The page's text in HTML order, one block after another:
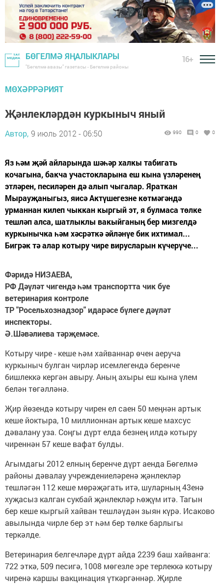
БӨГЕЛМӘ ЯҢАЛЫКЛАРЫ
"Бөгелмә авазы" газетасы - Бөгелмә районы
16+
МӨХӘРРӘРИЯТ
Җәнлекләрдән куркыныч яный
Автор, 9 июль 2012 - 06:50 990 0 0
Яз һәм җәй айларында шәһәр халкы табигать
кочагына, бакча участокларына еш кына үзләренең
этләрен, песиләрен дә алып чыгалар. Яраткан
Мырауҗаныгыз, яисә Актүшегезне көтмәгәндә
урманнан килеп чыккан кыргый эт, я булмаса төлке
тешләп алса, шатлыклы вакыйганың бер мизгелдә
куркынычка һәм хәсрәткә әйләнүе бик ихтимал...
Бигрәк тә алар котыру чире вирусларын күчерүче...
Фәридә НИЗАЕВА,
РФ Дәүләт чигендә һәм транспортта чик буе
ветеринария контроле
ТР "Росельхознадзор" идарәсе бүлеге дәүләт
инспекторы.
Ә.Шәвәлиева тәрҗемәсе.
Котыру чире - кеше һәм хайваннар өчен аеруча
куркыныч булган чирләр исемлегендә беренче
бишлеккә кергән авыру. Аның ахыры еш кына үлем
белән төгәлләнә.
Җир йөзендә котыру чирен ел саен 50 меңнән артык
кеше йоктыра, 10 миллионнан артык кеше махсус
дәвалану уза. Соңгы дүрт елда безнең илдә котыру
чиреннән 57 кеше вафат булды.
Агымдагы 2012 елның беренче дүрт аенда Бөгелмә
районы дәвалау учреждениеләренә җәнлекләр
тешләгән 112 кеше мөрәҗәгать итә, шуларның 43енә
хуҗасыз калган сукбай җәнлекләр һөҗүм итә. Тагын
бер кеше кыргый хайван тешләүдән зыян күрә. Исаково
авылында чирле бер эт һәм бер төлке барлыгы
теркәлде.
Ветеринария белгечләре дүрт айда 2239 баш хайванга:
722 эткә, 509 песигә, 1008 мөгезле эре терлеккә котыру
чиренә каршы вакцинация үткәргәннәр. Җирле